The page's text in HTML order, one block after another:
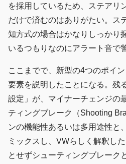
を採用しているため、ステアリ
だけで済むのはありがたい。ス
知方式の場合はかなりしっかり
いるつもりなのにアラート音で
ここまでで、新型の4つのポイ
要素を説明したことになる。残
設定」が、マイナーチェンジの
ティングブレーク（Shooting
ンの機能性あるいは多用途性と
ミックスし、VWらしく解釈し
とせずシューティングブレーク